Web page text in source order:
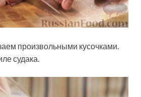
произвольными кусочками.
судака.